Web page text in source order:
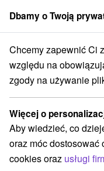
członek grupySorger
oferty na Słowacji
Pobyty dla
dolina
Kategorie
Wszystkie kategorie
Dbamy o Twoją
Chcemy zapewnić Ci
względu na
zgody na używanie
Więcej o
Aby wiedzieć, co
oraz móc dostosować
cookies oraz usługi